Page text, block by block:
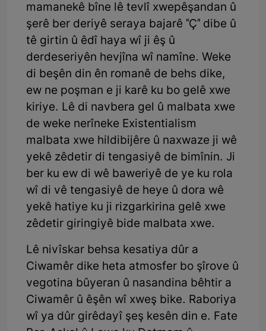
mamanekê bîne lê tevlî xwepêşandan û
şerê ber deriyê seraya bajarê "Ç" dibe û
tê girtin û êdî haya wî ji êş û
derdeseriyên hevjîna wî namîne. Weke
di beşên din ên romanê de behs dike,
ew ne poşman e ji karê ku bo gelê xwe
kiriye. Lê di navbera gel û malbata xwe
de weke nerîneke Existentialism
malbata xwe hildibijêre û naxwaze ji wê
yekê zêdetir di tengasiyê de bimînin. Ji
ber ku ew di wê baweriyê de ye ku rola
wî di vê tengasiyê de heye û dora wê
yekê hatiye ku ji rizgarkirina gelê xwe
zêdetir giringiyê bide malbata xwe.
Lê nivîskar behsa kesatiya dûr a
Ciwamêr dike heta atmosfer bo şîrove û
vegotina bûyeran û nasandina bêhtir a
Ciwamêr û êşên wî xweş bike. Raboriya
wî ya dûr girêdayî şeş kesên din e. Fate